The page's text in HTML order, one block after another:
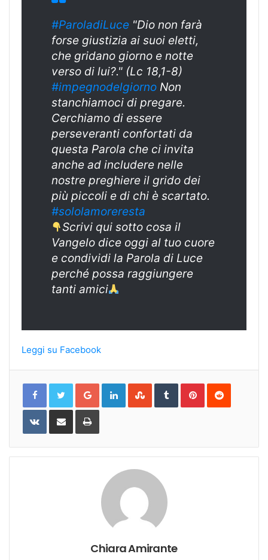
#ParoladiLuce "Dio non farà
forse giustizia ai suoi eletti,
che gridano giorno e notte
verso di lui?." (Lc 18,1-8)
#impegnodelgiorno Non
stanchiamoci di pregare.
Cerchiamo di essere
perseveranti confortati da
questa Parola che ci invita
anche ad includere nelle
nostre preghiere il grido dei
più piccoli e di chi è scartato.
#sololamoreresta
Scrivi qui sotto cosa il
Vangelo dice oggi al tuo cuore
e condividi la Parola di Luce
perché possa raggiungere
tanti amici
Leggi su Facebook
Google+LinkedInStumbleUpon
TumblrPinterestReddit
VKontakteShare
Email
Print
Chiara Amirante